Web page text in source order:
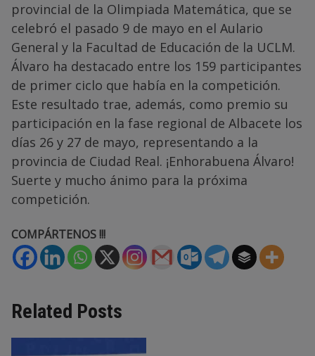
provincial de la Olimpiada Matemática, que se
celebró el pasado 9 de mayo en el Aulario
General y la Facultad de Educación de la UCLM.
Álvaro ha destacado entre los 159 participantes
de primer ciclo que había en la competición.
Este resultado trae, además, como premio su
participación en la fase regional de Albacete los
días 26 y 27 de mayo, representando a la
provincia de Ciudad Real. ¡Enhorabuena Álvaro!
Suerte y mucho ánimo para la próxima
competición.
COMPÁRTENOS !!!
Related Posts